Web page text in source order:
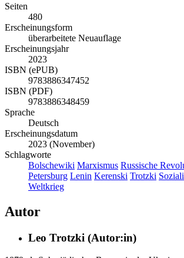
Seiten
480
Erscheinungsform
überarbeitete Neuauflage
Erscheinungsjahr
2023
ISBN (ePUB)
9783886347452
ISBN (PDF)
9783886348459
Sprache
Deutsch
Erscheinungsdatum
2023 (November)
Schlagworte
Bolschewiki Marxismus Russische
Petersburg Lenin Kerenski Trotzki
Weltkrieg
Autor
Leo Trotzki (Autor:in)